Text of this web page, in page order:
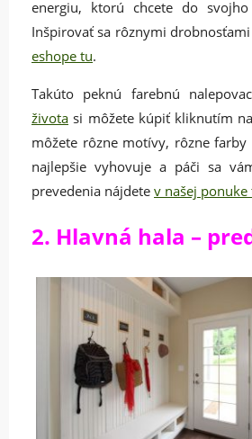
energiu, ktorú chcete do
Inšpirovať sa rôznymi
eshope tu.
Takúto peknú farebnú
života si môžete kúpiť kliknutím
môžete rôzne motívy, rôzne
najlepšie vyhovuje a páči sa
prevedenia nájdete v našej ponuke
2. Hlavná hala –